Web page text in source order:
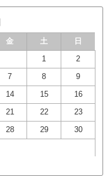
金 土 日
1 2
7 8 9
14 15 16
21 22 23
28 29 30